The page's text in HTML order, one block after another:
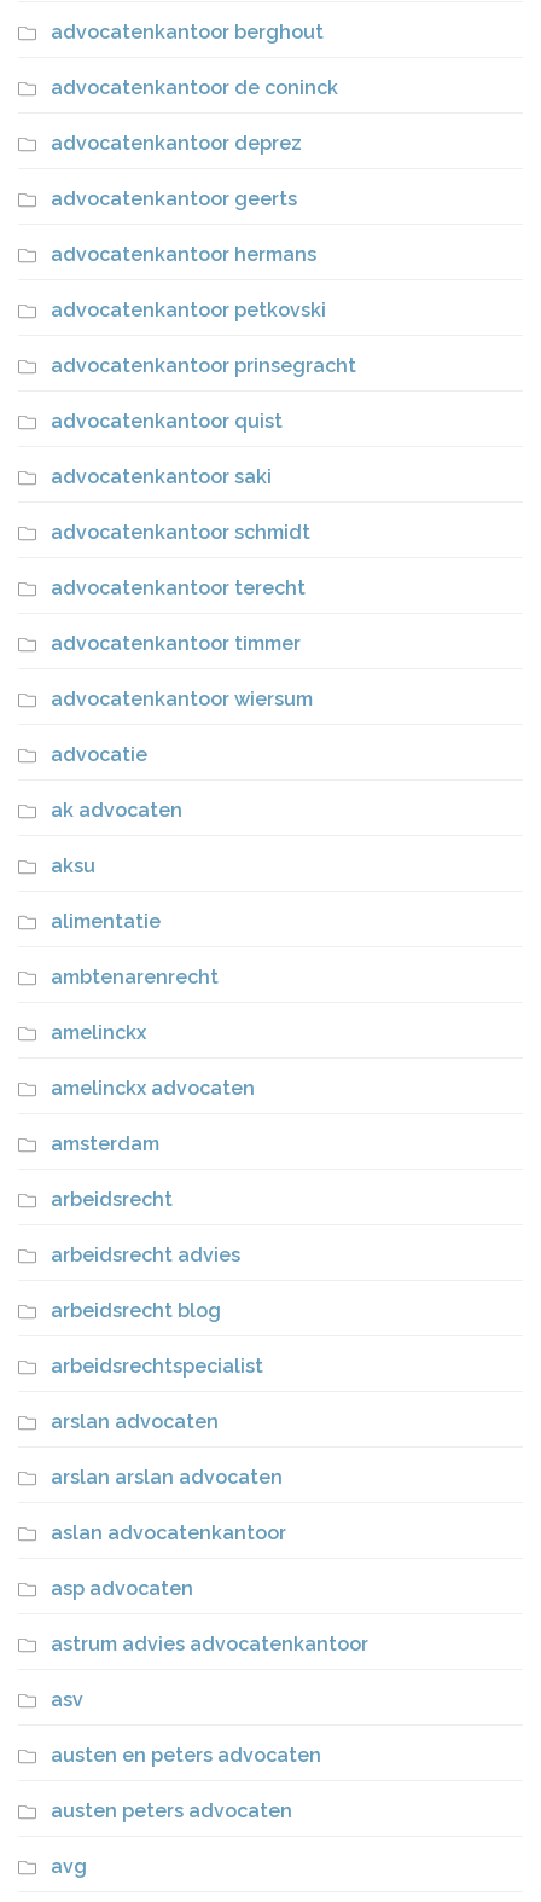
advocatenkantoor berghout
advocatenkantoor de coninck
advocatenkantoor deprez
advocatenkantoor geerts
advocatenkantoor hermans
advocatenkantoor petkovski
advocatenkantoor prinsegracht
advocatenkantoor quist
advocatenkantoor saki
advocatenkantoor schmidt
advocatenkantoor terecht
advocatenkantoor timmer
advocatenkantoor wiersum
advocatie
ak advocaten
aksu
alimentatie
ambtenarenrecht
amelinckx
amelinckx advocaten
amsterdam
arbeidsrecht
arbeidsrecht advies
arbeidsrecht blog
arbeidsrechtspecialist
arslan advocaten
arslan arslan advocaten
aslan advocatenkantoor
asp advocaten
astrum advies advocatenkantoor
asv
austen en peters advocaten
austen peters advocaten
avg